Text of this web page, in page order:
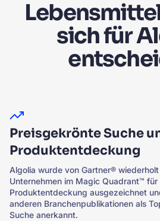
sich für
Preisgekrönte Suche
Produktentdeckung
Algolia wurde von Gartner®
Unternehmen im Magic Quadrant™ für
Produktentdeckung ausgezeichnet
anderen Branchenpublikationen als
Suche anerkannt.